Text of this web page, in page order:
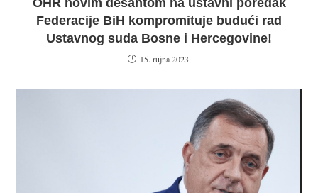
OHR novim desantom na ustavni poredak
Federacije BiH kompromituje budući rad
Ustavnog suda Bosne i Hercegovine!
15. rujna 2023.